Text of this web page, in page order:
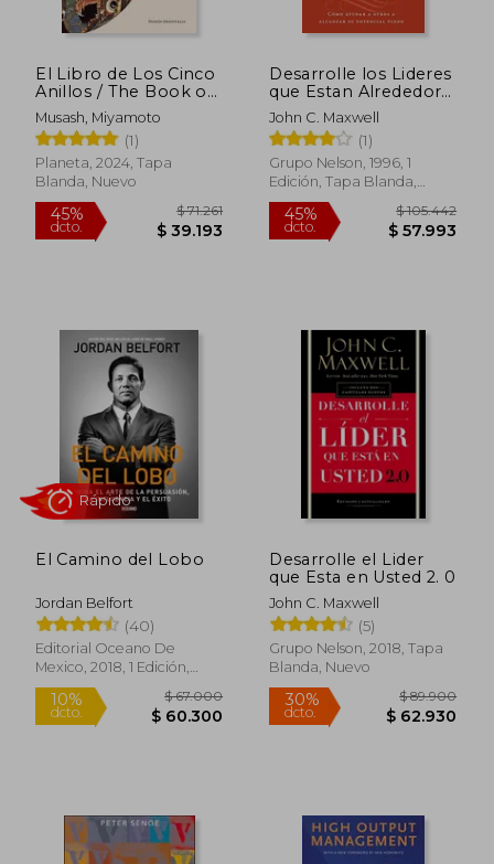
40%
dcto.
$ 67.000
$ 40.200
45%
dcto.
$
$
45%
dcto. $ 57.208
35%
dcto. $
Rápido
El Libro de Los Cinco
Anillos / The Book of
Five Rings
Musash, Miyamoto
(1)
Planeta, 2024, Tapa
Blanda, Nuevo
Desarrolle los Lideres
que Estan Alrededor
de Usted
John C. Maxwell
(1)
Grupo Nelson, 1996, 1
Edición, Tapa Blanda,
Nuevo
El Camino del Lobo
Jordan Belfort
(40)
Editorial Oceano De
Mexico, 2018, 1 Edición,
Tapa Blanda, Nuevo
Desarrolle el Lider
que Esta en Usted 2. 0
John C. Maxwell
(5)
Grupo Nelson, 2018, Tapa
Blanda, Nuevo